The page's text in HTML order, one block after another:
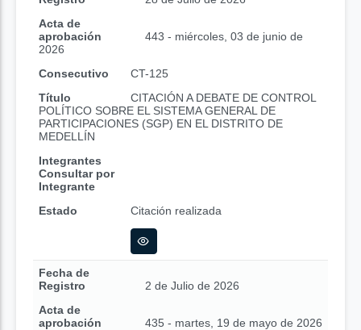
Acta de
aprobación
443 - miércoles, 03 de junio de
2026
Consecutivo
CT-125
Título
CITACIÓN A DEBATE DE CONTROL
POLÍTICO SOBRE EL SISTEMA GENERAL DE
PARTICIPACIONES (SGP) EN EL DISTRITO DE
MEDELLÍN
Integrantes
Consultar por
Integrante
Estado
Citación realizada
Fecha de
Registro
2 de Julio de 2026
Acta de
aprobación
435 - martes, 19 de mayo de 2026